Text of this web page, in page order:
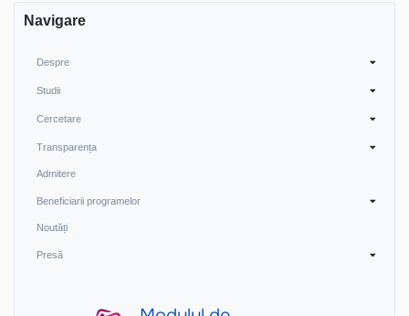
Navigare
Despre
Studii
Cercetare
Transparența
Admitere
Beneficiarii programelor
Noutăți
Presă